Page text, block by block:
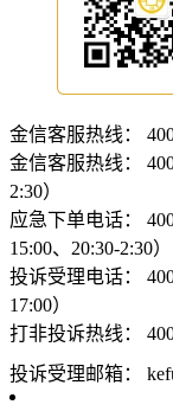
金信客服热线：
金信客服热线：
2:30）
应急下单电话：
15:00、20:30-2:30）
投诉受理电话：
17:00）
打非投诉热线：
投诉受理邮箱：